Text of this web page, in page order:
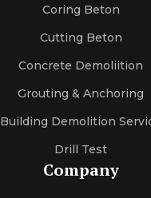
Coring Beton
Cutting Beton
Concrete Demoliition
Grouting & Anchoring
Building Demolition
Drill Test
Company